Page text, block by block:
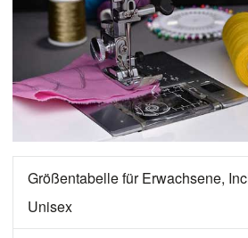
Größentabelle für Erwachsene,
Unisex